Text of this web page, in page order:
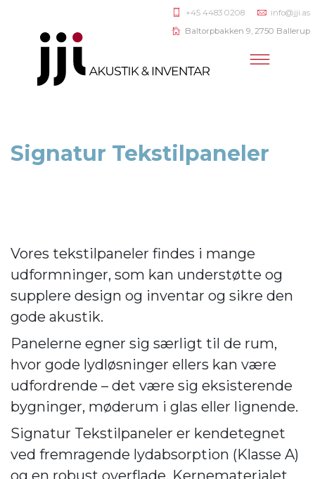
+45 4483 0208
info@jji.as
Baltorpbakken 9, 2750 Ballerup
Signatur Tekstilpaneler
Vores tekstilpaneler findes i mange
udformninger, som kan understøtte og
supplere design og inventar og sikre den
gode akustik.
Panelerne egner sig særligt til de rum,
hvor gode lydløsninger ellers kan være
udfordrende – det være sig eksisterende
bygninger, møderum i glas eller lignende.
Signatur Tekstilpaneler er kendetegnet
ved fremragende lydabsorption (Klasse A)
og en robust overflade. Kernematerialet